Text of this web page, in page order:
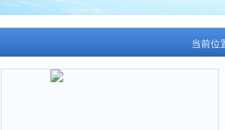
当前位